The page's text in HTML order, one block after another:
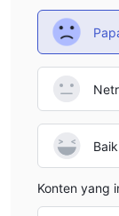
Baik
Konten yang